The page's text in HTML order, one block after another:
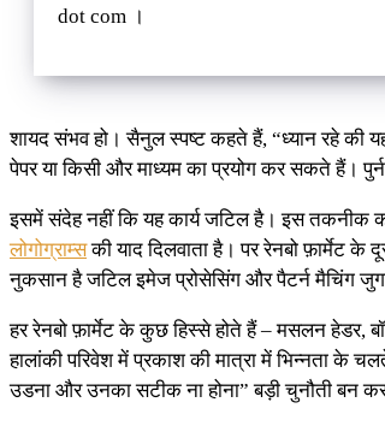
dot com ।
शायद संभव हो। सैनुल स्पष्ट कहते हैं, “ध्यान रहे की
पेपर या किसी और माध्यम का प्रयोग कर सकते हैं।
इसमें संदेह नहीं कि यह कार्य जटिल है। इस तकनीक
लोगोग्राम्सकी याद दिलवाता है। पर रेनबो फ़ार्मेट
नुकसान है जटिल इमेज प्रोसेसिंग और पैटर्न मैचिंग
हर रेनबो फ़ार्मेट के कुछ हिस्से होते हैं – मसलन हेडर,
हालांकी परिवेश में प्रकाश की मात्रा में भिन्नता के
उडना और उनका सटीक ना होना” बड़ी चुनौती बन